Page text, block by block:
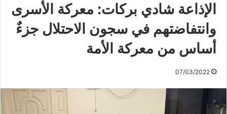
الإذاعة شادي بركات: معركة الأسرى
وانتفاضتهم في سجون الاحتلال جزءٌ
أساس من معركة الأمة
07/03/2022